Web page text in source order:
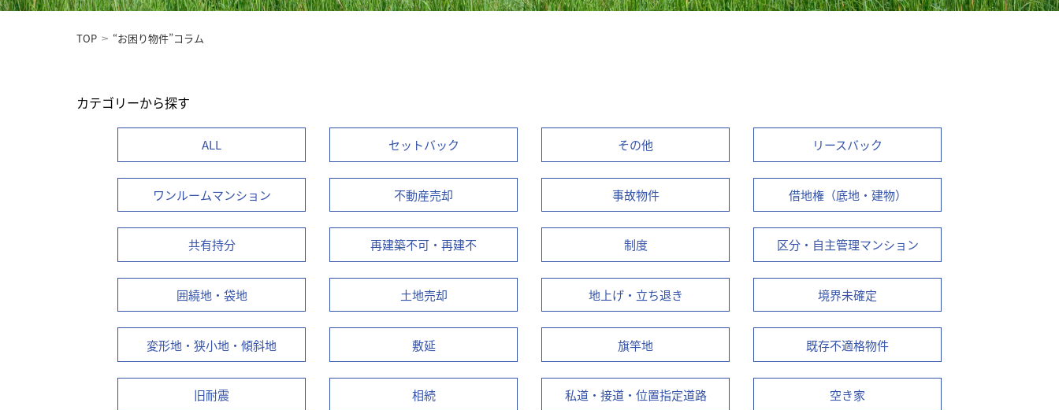
TOP “お困り物件”コラム
カテゴリーから探す
ALL セットバック その他 リースバック
ワンルームマンション 不動産売却 事故物件 借地権（底地・建物）
共有持分 再建築不可・再建不 制度 区分・自主管理マンション
囲繞地・袋地 土地売却 地上げ・立ち退き 境界未確定
変形地・狭小地・傾斜地 敷延 旗竿地 既存不適格物件
旧耐震 相続 私道・接道・位置指定道路 空き家